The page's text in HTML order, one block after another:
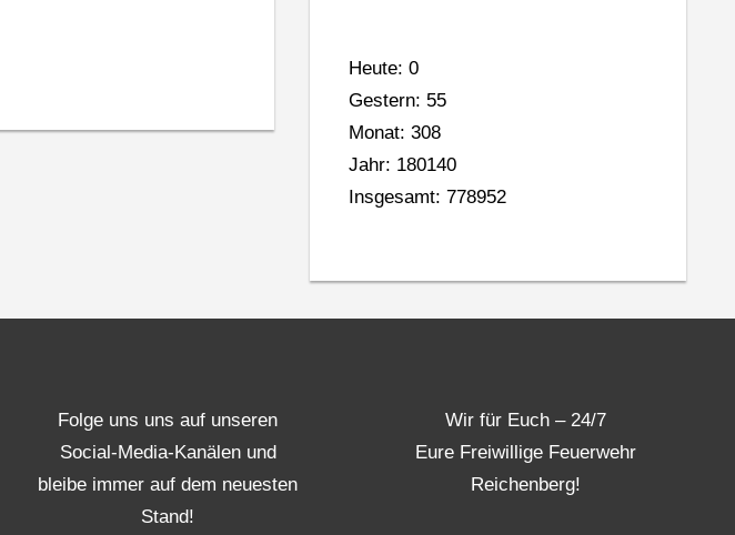
Heute: 0
Gestern: 55
Monat: 308
Jahr: 180140
Insgesamt: 778952
Folge uns uns auf unseren
Social-Media-Kanälen und
bleibe immer auf dem neuesten
Stand!
Wir für Euch – 24/7
Eure Freiwillige Feuerwehr
Reichenberg!